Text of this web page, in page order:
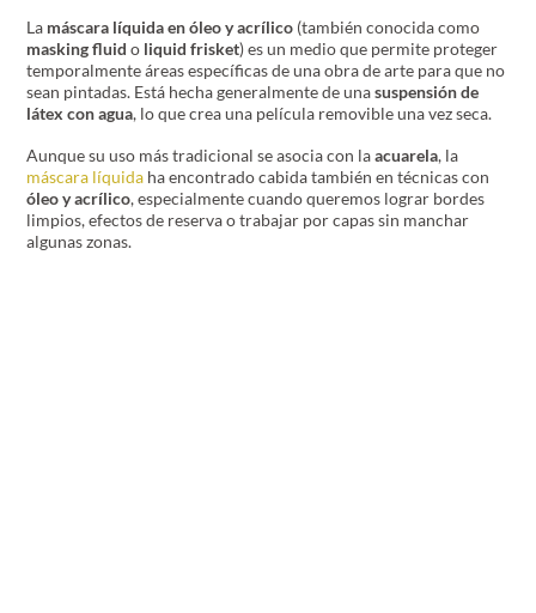
La máscara líquida en óleo y acrílico (también conocida como
masking fluid o liquid frisket) es un medio que permite proteger
temporalmente áreas específicas de una obra de arte para que no
sean pintadas. Está hecha generalmente de unasuspensión de
látex con agua, lo que crea una película removible una vez seca.
Aunque su uso más tradicional se asocia con laacuarela, la
máscara líquida ha encontrado cabida también en técnicas con
óleo y acrílico, especialmente cuando queremos lograr bordes
limpios, efectos de reserva o trabajar por capas sin manchar
algunas zonas.